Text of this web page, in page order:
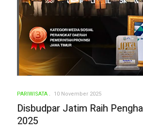
PARIWISATA 10 November 2025
Disbudpar Jatim Raih
2025